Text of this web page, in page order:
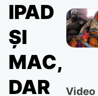
IPAD
ȘI
MAC,
DAR
Video